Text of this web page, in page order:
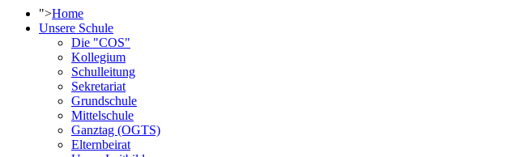
">Home
Unsere Schule
Die "COS"
Kollegium
Schulleitung
Sekretariat
Grundschule
Mittelschule
Ganztag (OGTS)
Elternbeirat